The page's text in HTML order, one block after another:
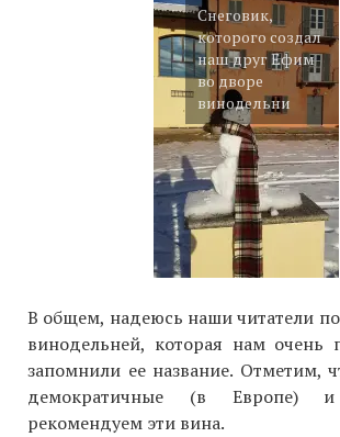
Снеговик,
которого создал
наш друг Ефим
во дворе
винодельни
В общем, надеюсь наши читатели
винодельней, которая нам очень
запомнили ее название. Отметим,
демократичные (в
рекомендуем эти вина.